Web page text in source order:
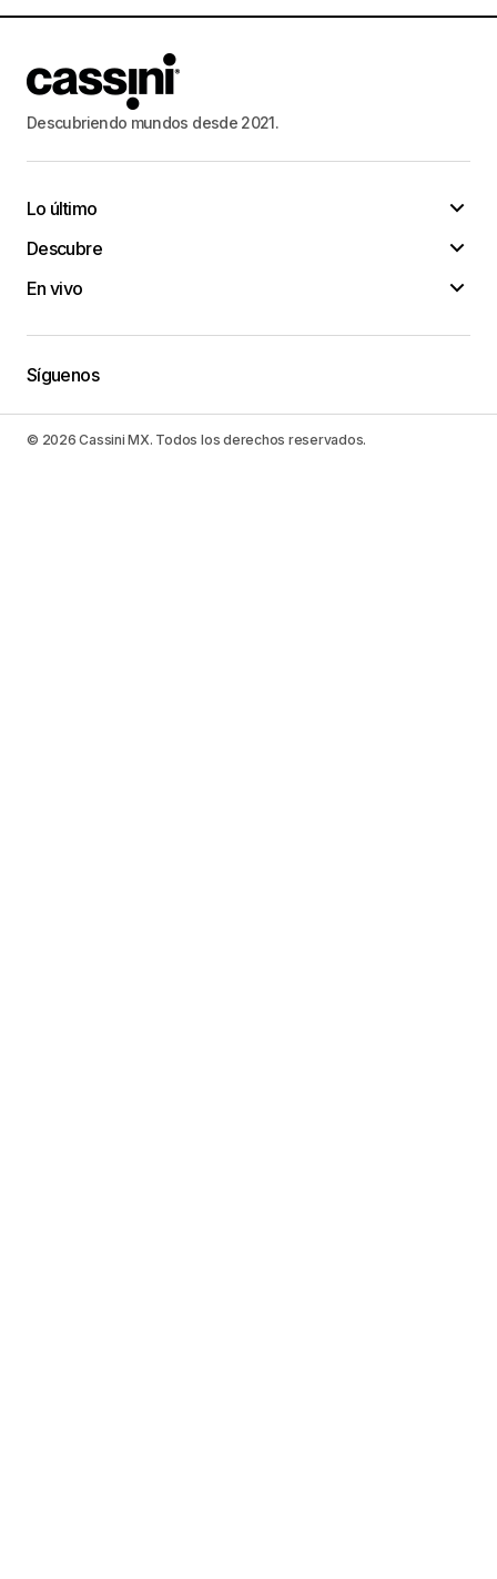
Descubriendo mundos desde 2021.
Lo último
Descubre
En vivo
Síguenos
© 2026 Cassini MX. Todos los derechos reservados.